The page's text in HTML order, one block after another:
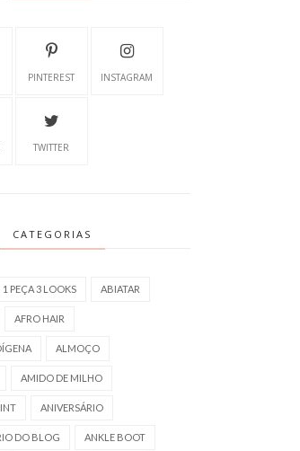
PINTEREST INSTAGRAM
TWITTER
CATEGORIAS
1 PEÇA 3 LOOKS ABIATAR
AFRO HAIR
ALMOÇO
AMIDO DE MILHO
ANIVERSÁRIO
DO BLOG ANKLE BOOT